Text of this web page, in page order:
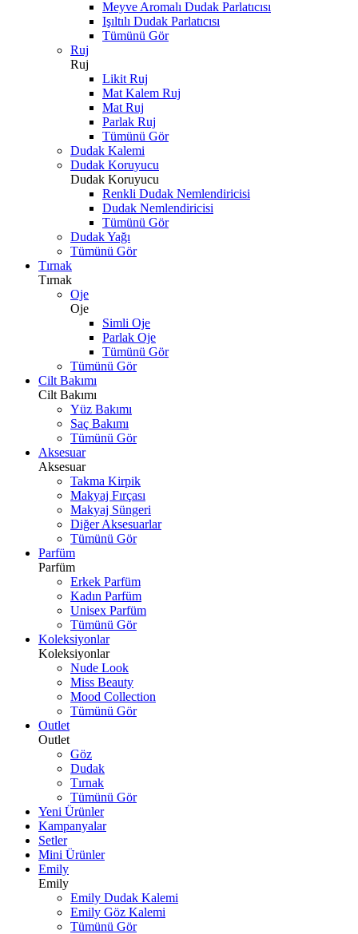
Meyve Aromalı Dudak Parlatıcısı
Işıltılı Dudak Parlatıcısı
Tümünü Gör
Ruj
Ruj
Likit Ruj
Mat Kalem Ruj
Mat Ruj
Parlak Ruj
Tümünü Gör
Dudak Kalemi
Dudak Koruyucu
Dudak Koruyucu
Renkli Dudak Nemlendiricisi
Dudak Nemlendiricisi
Tümünü Gör
Dudak Yağı
Tümünü Gör
Tırnak
Tırnak
Oje
Oje
Simli Oje
Parlak Oje
Tümünü Gör
Tümünü Gör
Cilt Bakımı
Cilt Bakımı
Yüz Bakımı
Saç Bakımı
Tümünü Gör
Aksesuar
Aksesuar
Takma Kirpik
Makyaj Fırçası
Makyaj Süngeri
Diğer Aksesuarlar
Tümünü Gör
Parfüm
Parfüm
Erkek Parfüm
Kadın Parfüm
Unisex Parfüm
Tümünü Gör
Koleksiyonlar
Koleksiyonlar
Nude Look
Miss Beauty
Mood Collection
Tümünü Gör
Outlet
Outlet
Göz
Dudak
Tırnak
Tümünü Gör
Yeni Ürünler
Kampanyalar
Setler
Mini Ürünler
Emily
Emily
Emily Dudak Kalemi
Emily Göz Kalemi
Tümünü Gör